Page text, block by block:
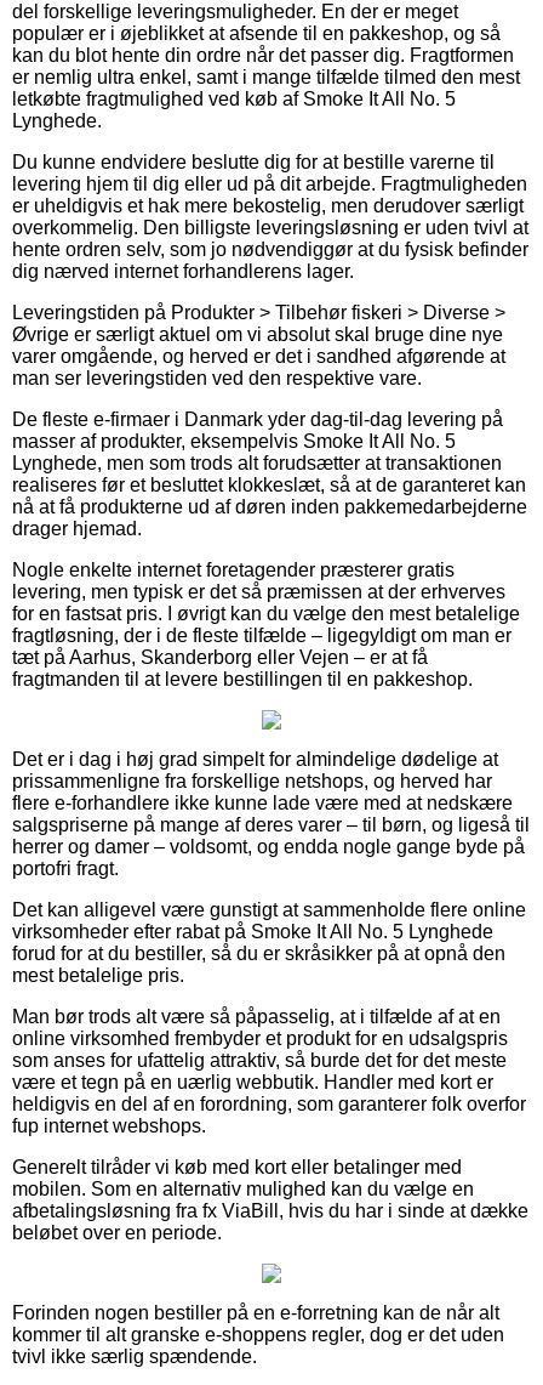
del forskellige leveringsmuligheder. En der er meget
populær er i øjeblikket at afsende til en pakkeshop, og så
kan du blot hente din ordre når det passer dig. Fragtformen
er nemlig ultra enkel, samt i mange tilfælde tilmed den mest
letkøbte fragtmulighed ved køb af Smoke It All No. 5
Lynghede.
Du kunne endvidere beslutte dig for at bestille varerne til
levering hjem til dig eller ud på dit arbejde. Fragtmuligheden
er uheldigvis et hak mere bekostelig, men derudover særligt
overkommelig. Den billigste leveringsløsning er uden tvivl at
hente ordren selv, som jo nødvendiggør at du fysisk befinder
dig nærved internet forhandlerens lager.
Leveringstiden på Produkter > Tilbehør fiskeri > Diverse >
Øvrige er særligt aktuel om vi absolut skal bruge dine nye
varer omgående, og herved er det i sandhed afgørende at
man ser leveringstiden ved den respektive vare.
De fleste e-firmaer i Danmark yder dag-til-dag levering på
masser af produkter, eksempelvis Smoke It All No. 5
Lynghede, men som trods alt forudsætter at transaktionen
realiseres før et besluttet klokkeslæt, så at de garanteret kan
nå at få produkterne ud af døren inden pakkemedarbejderne
drager hjemad.
Nogle enkelte internet foretagender præsterer gratis
levering, men typisk er det så præmissen at der erhverves
for en fastsat pris. I øvrigt kan du vælge den mest betalelige
fragtløsning, der i de fleste tilfælde – ligegyldigt om man er
tæt på Aarhus, Skanderborg eller Vejen – er at få
fragtmanden til at levere bestillingen til en pakkeshop.
Det er i dag i høj grad simpelt for almindelige dødelige at
prissammenligne fra forskellige netshops, og herved har
flere e-forhandlere ikke kunne lade være med at nedskære
salgspriserne på mange af deres varer – til børn, og ligeså til
herrer og damer – voldsomt, og endda nogle gange byde på
portofri fragt.
Det kan alligevel være gunstigt at sammenholde flere online
virksomheder efter rabat på Smoke It All No. 5 Lynghede
forud for at du bestiller, så du er skråsikker på at opnå den
mest betalelige pris.
Man bør trods alt være så påpasselig, at i tilfælde af at en
online virksomhed frembyder et produkt for en udsalgspris
som anses for ufattelig attraktiv, så burde det for det meste
være et tegn på en uærlig webbutik. Handler med kort er
heldigvis en del af en forordning, som garanterer folk overfor
fup internet webshops.
Generelt tilråder vi køb med kort eller betalinger med
mobilen. Som en alternativ mulighed kan du vælge en
afbetalingsløsning fra fx ViaBill, hvis du har i sinde at dække
beløbet over en periode.
Forinden nogen bestiller på en e-forretning kan de når alt
kommer til alt granske e-shoppens regler, dog er det uden
tvivl ikke særlig spændende.